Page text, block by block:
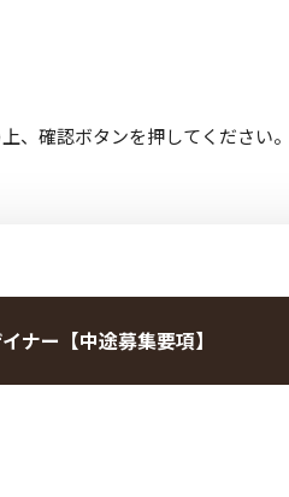
、確認ボタンを押してください
ナー 【中途募集要項】